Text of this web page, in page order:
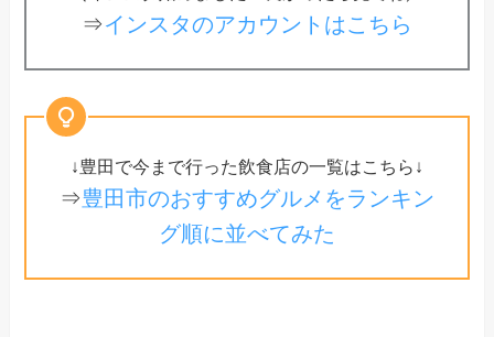
⇒インスタのアカウントはこちら
↓豊田で今まで行った飲食店の一覧はこちら↓
⇒豊田市のおすすめグルメをランキン
グ順に並べてみた